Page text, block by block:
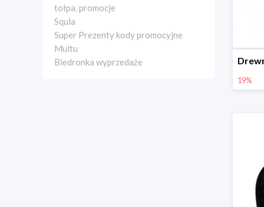
tołpa. promocje
Squla
Super Prezenty kody promocyjne
Multu
Biedronka wyprzedaże
19%